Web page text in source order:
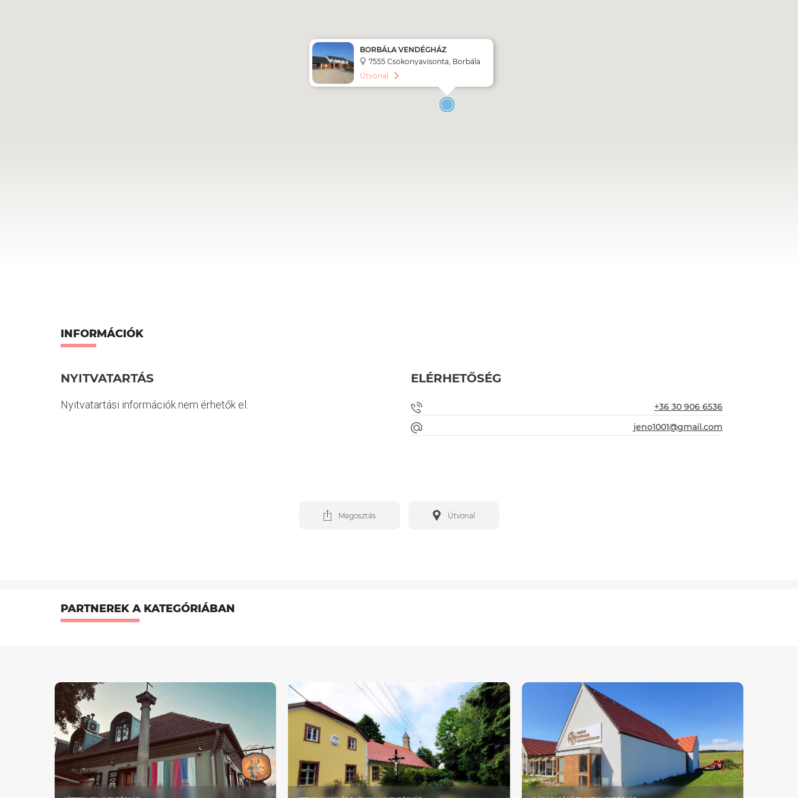
BORBÁLA VENDÉGHÁZ
7555 Csokonyavisonta, Borbála
Útvonal
INFORMÁCIÓK
NYITVATARTÁS
Nyitvatartási információk nem érhetők el.
ELÉRHETŐSÉG
+36 30 906 6536
jeno1001@gmail.com
Megosztás Útvonal
PARTNEREK A KATEGÓRIÁBAN